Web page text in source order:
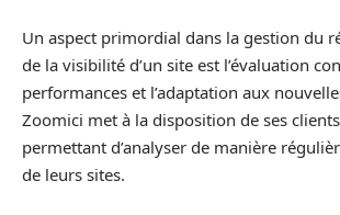
Un aspect primordial dans la gestion du
de la visibilité d’un site est l’évaluation
performances et l’adaptation aux
Zoomici met à la disposition de ses
permettant d’analyser de manière
de leurs sites.